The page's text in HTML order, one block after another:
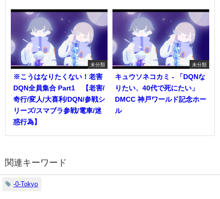
未分類
※こうはなりたくない！老害
DQN全員集合 Part1 【老害/
奇行/変人/大喜利/DQN/参戦シ
リーズ/スマブラ参戦/電車/迷
惑行為】
未分類
キュウソネコカミ - 「DQNな
りたい、40代で死にたい」
DMCC 神戸ワールド記念ホー
ル
関連キーワード
-0-Tokyo